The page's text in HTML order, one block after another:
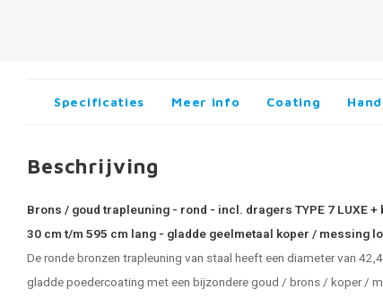
Specificaties Meer info Coating
Beschrijving
Brons / goud trapleuning - rond - incl. dragers TYPE 7 LUXE
30 cm t/m 595 cm lang - gladde geelmetaal koper / messing
De ronde bronzen trapleuning van staal heeft een diameter van
gladde poedercoating met een bijzondere goud / brons / koper /